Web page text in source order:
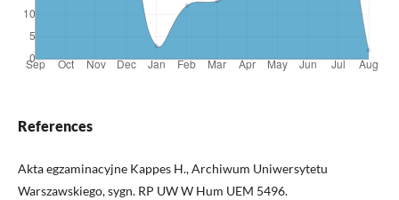
References
Akta egzaminacyjne Kappes H., Archiwum Uniwersytetu
Warszawskiego, sygn. RP UW W Hum UEM 5496.